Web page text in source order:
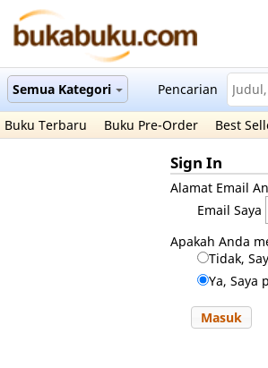
Semua Kategori Pencarian
Buku Terbaru Buku Pre-Order Best
Sign In
Alamat Email
Email Saya
Apakah Anda
Tidak,
Ya, Saya
Masuk